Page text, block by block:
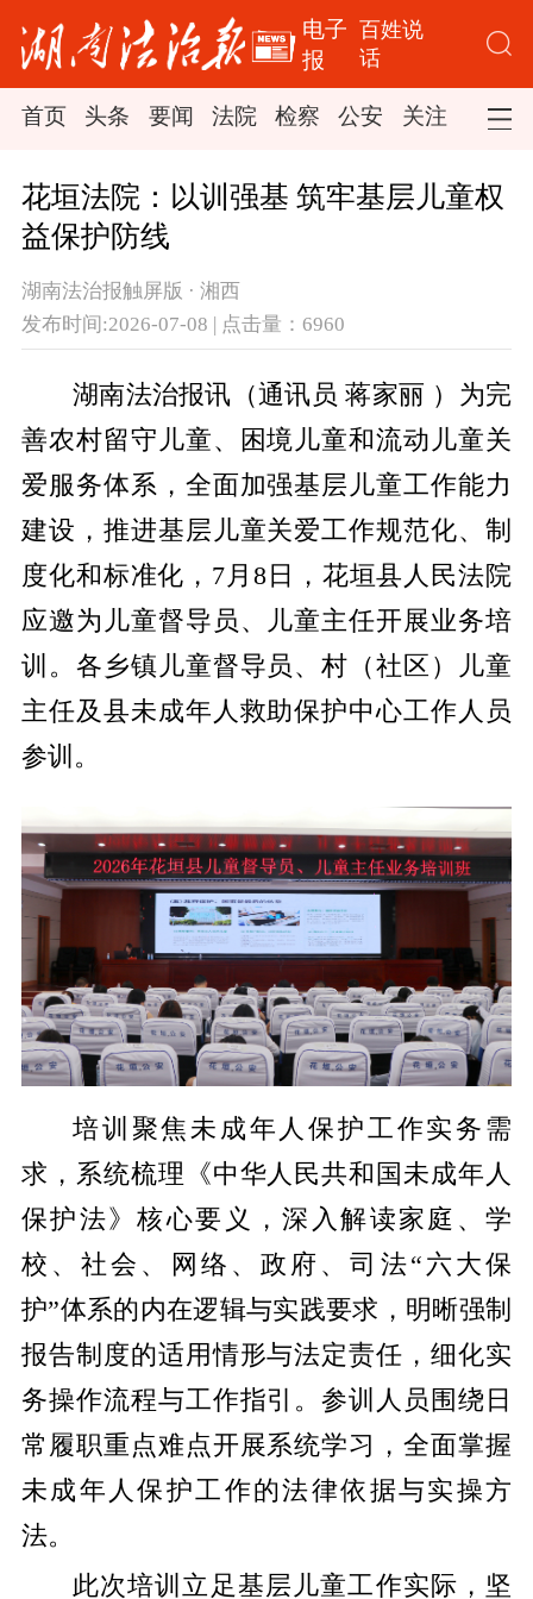
电子
报
百姓说
话
首页 头条 要闻 法院 检察 公安 关注 司法
花垣法院：以训强基 筑牢基层儿童权
益保护防线
湖南法治报触屏版 · 湘西
发布时间:2026-07-08 | 点击量：6960
湖南法治报讯（通讯员 蒋家丽 ）为完
善农村留守儿童、困境儿童和流动儿童关
爱服务体系，全面加强基层儿童工作能力
建设，推进基层儿童关爱工作规范化、制
度化和标准化，7月8日，花垣县人民法院
应邀为儿童督导员、儿童主任开展业务培
训。各乡镇儿童督导员、村（社区）儿童
主任及县未成年人救助保护中心工作人员
参训。
培训聚焦未成年人保护工作实务需
求，系统梳理《中华人民共和国未成年人
保护法》核心要义，深入解读家庭、学
校、社会、网络、政府、司法“六大保
护”体系的内在逻辑与实践要求，明晰强制
报告制度的适用情形与法定责任，细化实
务操作流程与工作指引。参训人员围绕日
常履职重点难点开展系统学习，全面掌握
未成年人保护工作的法律依据与实操方
法。
此次培训立足基层儿童工作实际，坚